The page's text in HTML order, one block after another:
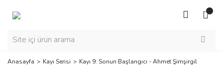
Anasayfa Kayı Serisi Kayı 9: Sonun Başlangıcı - Ahmet Şimşirgil